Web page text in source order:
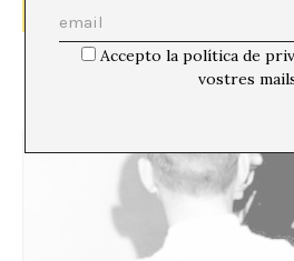
Contando obras. La pulsió
artístic de l’ara i
Manuela Pedrón
Accepto la política de
vostres